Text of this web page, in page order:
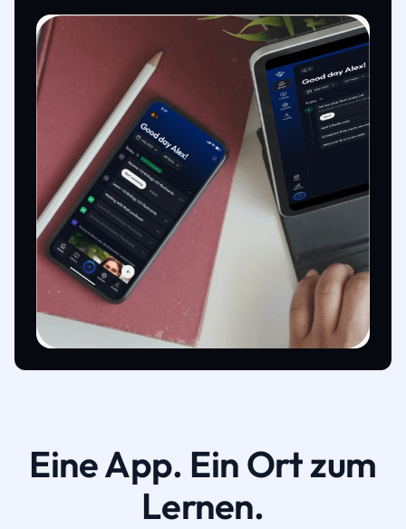
Eine App. Ein Ort zum
Lernen.